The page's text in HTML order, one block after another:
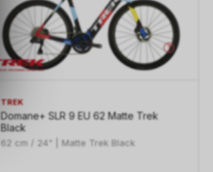
TREK
Domane+ SLR 9 EU 62 Matte Trek
Black
62 cm / 24" | Matte Trek Black